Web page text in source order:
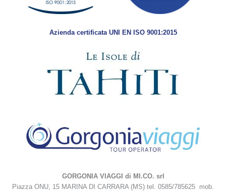
Azienda certificata UNI EN ISO 9001:2015
GORGONIA VIAGGI di MI.CO. srl
Piazza ONU, 15 MARINA DI CARRARA (MS) tel. 0585/785625 mob.